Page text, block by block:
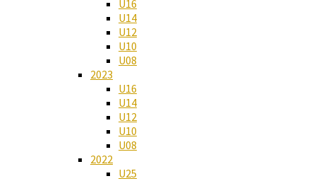
U16
U14
U12
U10
U08
2023
U16
U14
U12
U10
U08
2022
U25